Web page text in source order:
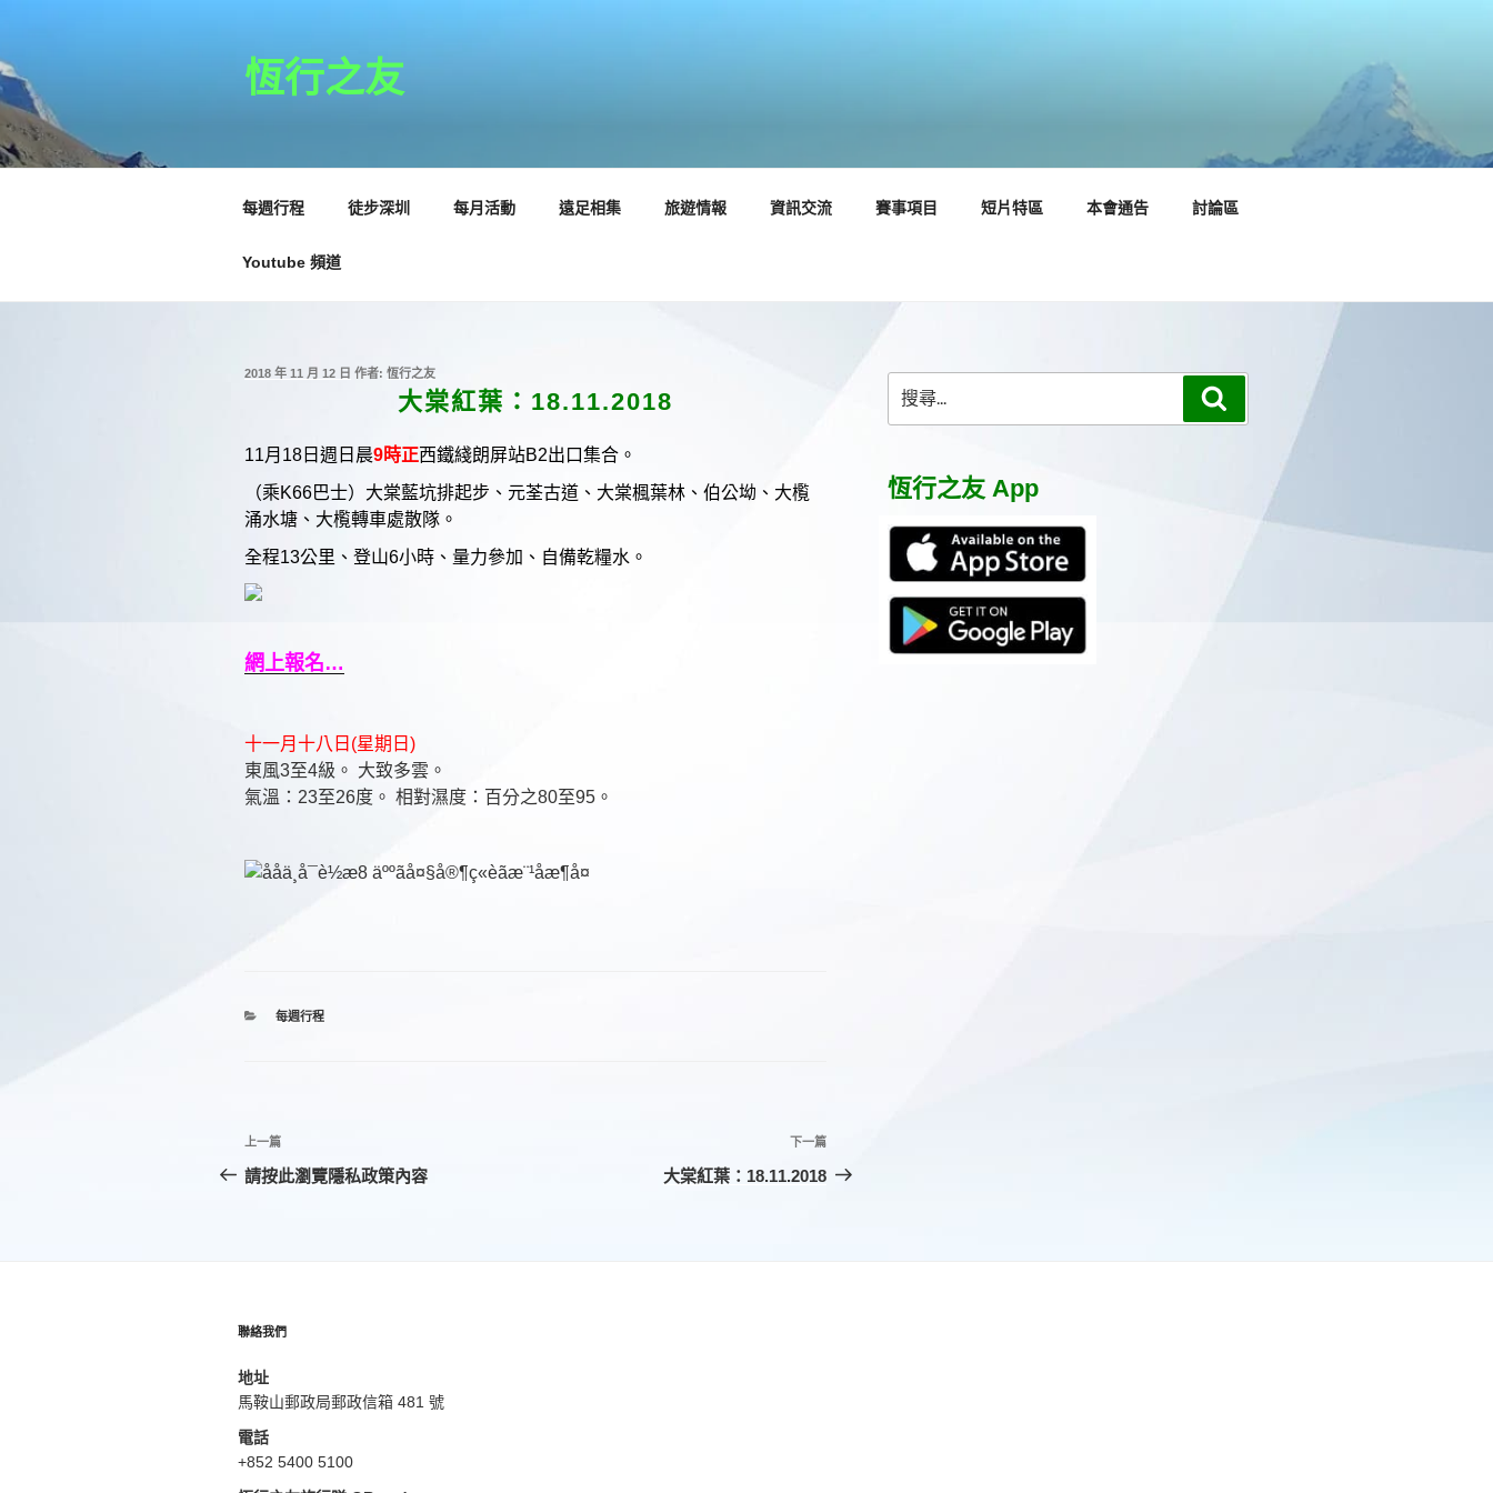
主
要
容
恆行之友
每週行程 徒步深圳 每月活動 遠足相集 旅遊情報 資訊交流 賽事項目 短片特區 本會通告 討論區
Youtube 頻道
發
2018 年 11 月 12 日 作者: 恆行之友
大棠紅葉：18.11.2018
11月18日週日晨9時正西鐵綫朗屏站B2出口集合。
（乘K66巴士）大棠藍坑排起步、元荃古道、大棠楓葉林、伯公坳、大㰖
涌水塘、大㰖轉車處散隊。
全程13公里、登山6小時、量力參加、自備乾糧水。
網上報名…
十一月十八日(星期日)
東風3至4級。 大致多雲。
氣溫：23至26度。 相對濕度：百分之80至95。
分
每週行程
文
章
上
一
上一篇
請按此瀏覽隱私政策內容
下
一
下一篇
大棠紅葉：18.11.2018
字:
尋
恆行之友 App
聯絡我們
地址
馬鞍山郵政局郵政信箱 481 號
電話
+852 5400 5100